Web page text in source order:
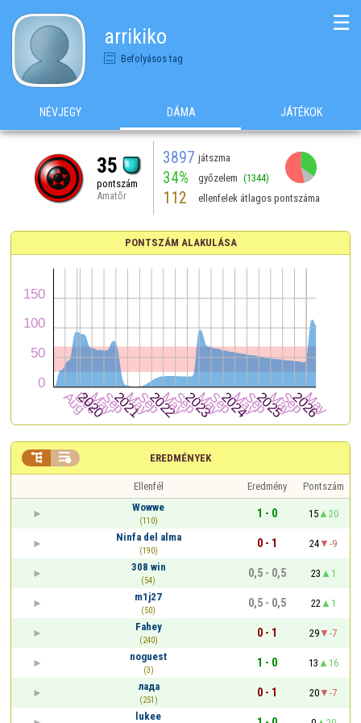
arrikiko
Befolyásos tag
☰
NÉVJEGY DÁMA JÁTÉKOK
35
pontszám
Amatőr
3897 játszma
34% győzelem (1344)
112 ellenfelek átlagos pontszáma
PONTSZÁM ALAKULÁSA
EREDMÉNYEK
 
Ellenfél Eredmény
Pontszám
Wowwe
(110)
1 - 0 15
20
Ninfa del alma
(190)
0 - 1 24
-9
308 win
(54)
0,5 - 0,5 23
1
m1j27
(50)
0,5 - 0,5 22
1
Fahey
(240)
0 - 1 29
-7
noguest
(3)
1 - 0 13
16
лада
(251)
0 - 1 20
-7
lukee